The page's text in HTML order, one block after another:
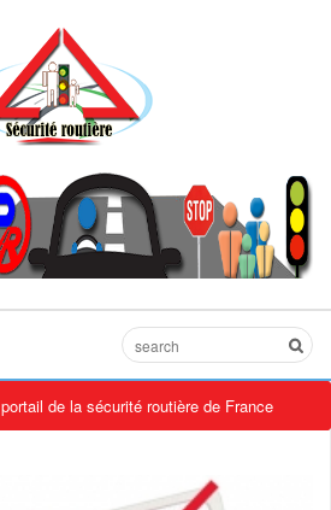
portail de la sécurité routière de France